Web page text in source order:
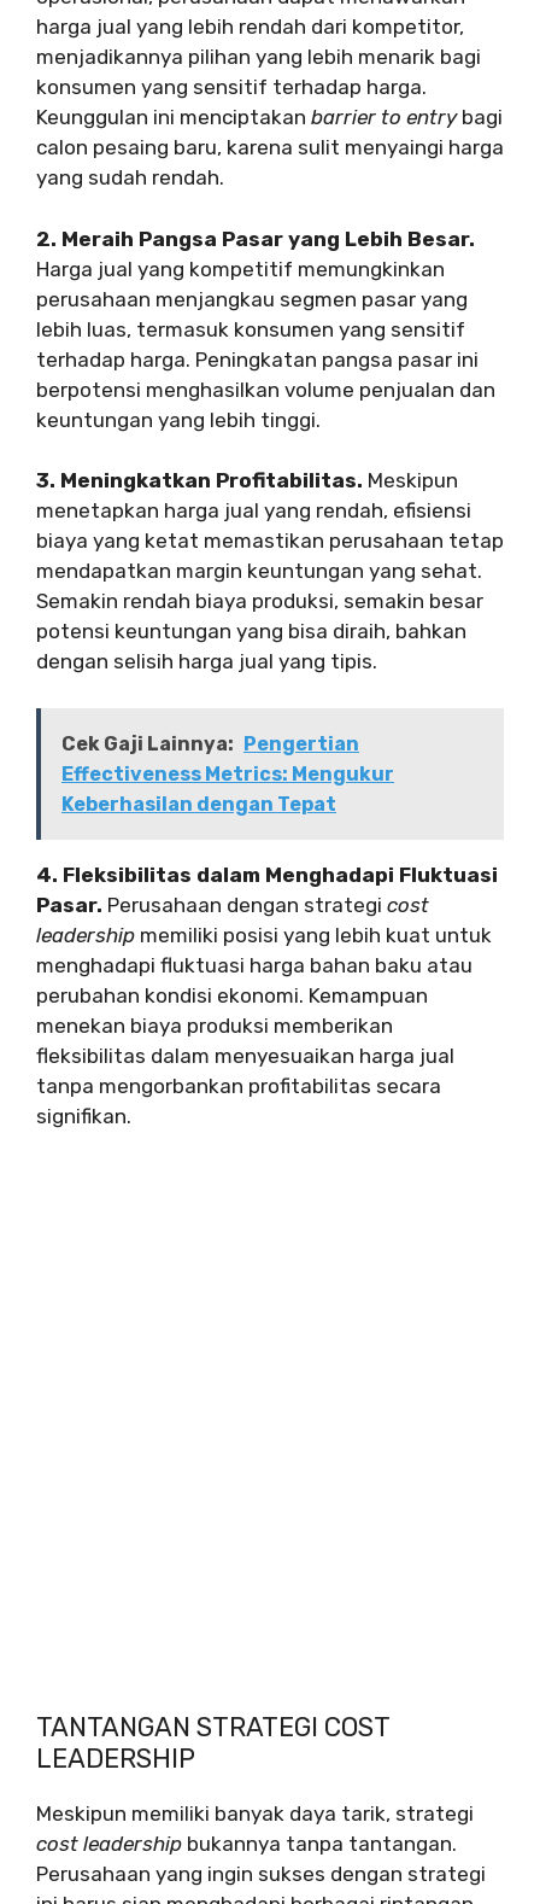
harga jual yang lebih rendah dari kompetitor,
menjadikannya pilihan yang lebih menarik bagi
konsumen yang sensitif terhadap harga.
Keunggulan ini menciptakan barrier to entrybagi
calon pesaing baru, karena sulit menyaingi harga
yang sudah rendah.
2. Meraih Pangsa Pasar yang Lebih Besar.
Harga jual yang kompetitif memungkinkan
perusahaan menjangkau segmen pasar yang
lebih luas, termasuk konsumen yang sensitif
terhadap harga. Peningkatan pangsa pasar ini
berpotensi menghasilkan volume penjualan dan
keuntungan yang lebih tinggi.
3. Meningkatkan Profitabilitas. Meskipun
menetapkan harga jual yang rendah, efisiensi
biaya yang ketat memastikan perusahaan tetap
mendapatkan margin keuntungan yang sehat.
Semakin rendah biaya produksi, semakin besar
potensi keuntungan yang bisa diraih, bahkan
dengan selisih harga jual yang tipis.
Cek Gaji Lainnya: Pengertian
Effectiveness Metrics: Mengukur
Keberhasilan dengan Tepat
4. Fleksibilitas dalam Menghadapi Fluktuasi
Pasar. Perusahaan dengan strategi cost
leadership memiliki posisi yang lebih kuat untuk
menghadapi fluktuasi harga bahan baku atau
perubahan kondisi ekonomi. Kemampuan
menekan biaya produksi memberikan
fleksibilitas dalam menyesuaikan harga jual
tanpa mengorbankan profitabilitas secara
signifikan.
TANTANGAN STRATEGI COST
LEADERSHIP
Meskipun memiliki banyak daya tarik, strategi
cost leadership bukannya tanpa tantangan.
Perusahaan yang ingin sukses dengan strategi